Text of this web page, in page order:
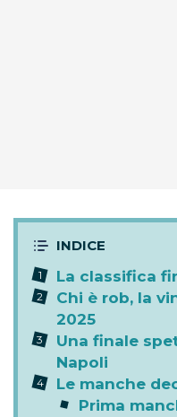
La classifica
Chi è rob, la
2025
Una finale
Napoli
Le manche
Prima